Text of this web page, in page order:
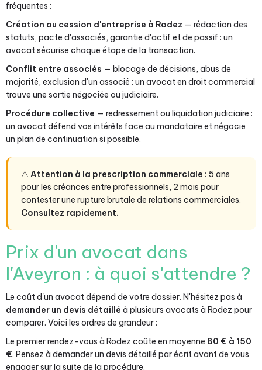
fréquentes :
Création ou cession d'entreprise à Rodez — rédaction des
statuts, pacte d'associés, garantie d'actif et de passif : un
avocat sécurise chaque étape de la transaction.
Conflit entre associés — blocage de décisions, abus de
majorité, exclusion d'un associé : un avocat en droit commercial
trouve une sortie négociée ou judiciaire.
Procédure collective — redressement ou liquidation judiciaire :
un avocat défend vos intérêts face au mandataire et négocie
un plan de continuation si possible.
⚠️ Attention à la prescription commerciale : 5 ans
pour les créances entre professionnels, 2 mois pour
contester une rupture brutale de relations commerciales.
Consultez rapidement.
Prix d'un avocat dans
l'Aveyron : à quoi s'attendre ?
Le coût d'un avocat dépend de votre dossier. N'hésitez pas à
demander un devis détaillé à plusieurs avocats à Rodez pour
comparer. Voici les ordres de grandeur :
Le premier rendez-vous à Rodez coûte en moyenne 80 € à 150
€. Pensez à demander un devis détaillé par écrit avant de vous
engager sur la suite de la procédure.